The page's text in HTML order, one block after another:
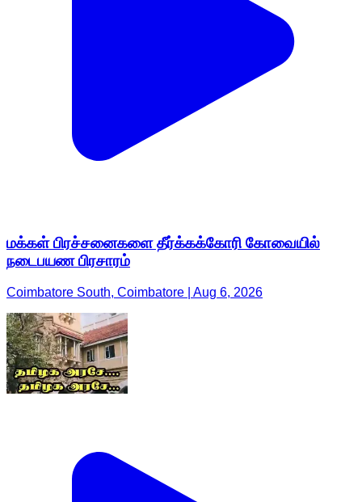
மக்கள் பிரச்சனைகளை தீர்க்கக்கோரி கோவையில்
நடைபயண பிரசாரம்
Coimbatore South, Coimbatore | Aug 6, 2026